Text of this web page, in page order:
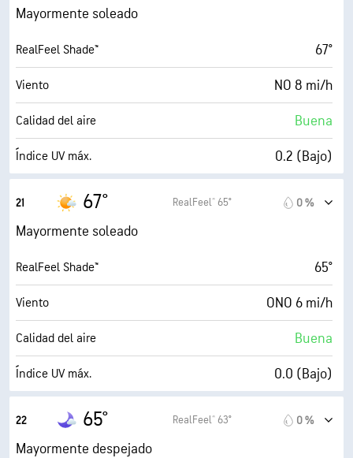
Humedad
Punto de rocío 50° F
AccuLumen Brightness Index™ 7 (Luminoso)
Nubosidad 26 %
Visibilidad 10 mi
Mayormente soleado
RealFeel Shade™ 67°
Viento NO 8 mi/h
Calidad del aire Buena
Índice UV máx. 0.2 (Bajo)
Humedad
Punto de rocío 51° F
AccuLumen Brightness Index™ 2 (Oscuro)
Nubosidad 10 %
Visibilidad 10 mi
21 67° RealFeel® 65° 0 %
Mayormente soleado
RealFeel Shade™ 65°
Viento ONO 6 mi/h
Calidad del aire Buena
Índice UV máx. 0.0 (Bajo)
Humedad
22 65° RealFeel® 63° 0 %
Mayormente despejado